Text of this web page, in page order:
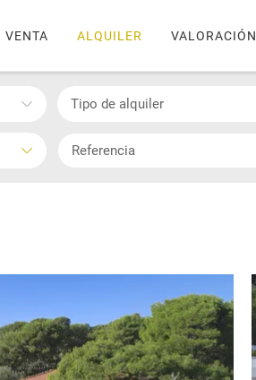
VENTA ALQUILER VALORACIÓN
Tipo de alquiler